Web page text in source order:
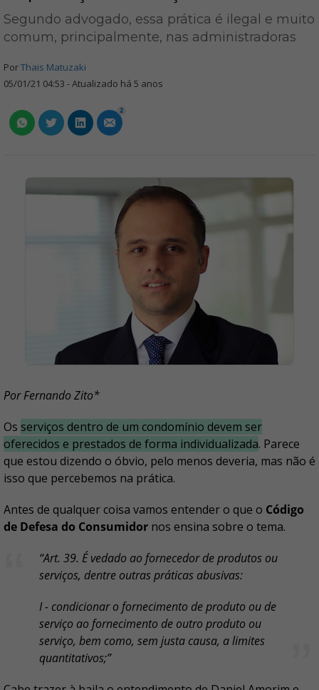
Segundo advogado, essa prática é ilegal e muito
comum, principalmente, nas administradoras
PorThais Matuzaki
05/01/21 04:53 - Atualizado há 5 anos
2
Por Fernando Zito*
Os serviços dentro de um condomínio devem ser
oferecidos e prestados de forma individualizada. Parece
que estou dizendo o óbvio, pelo menos deveria, mas não é
isso que percebemos na prática.
Antes de qualquer coisa vamos entender o que o Código
de Defesa do Consumidor nos ensina sobre o tema.
“Art. 39. É vedado ao fornecedor de produtos ou
serviços, dentre outras práticas abusivas:
I - condicionar o fornecimento de produto ou de
serviço ao fornecimento de outro produto ou
serviço, bem como, sem justa causa, a limites
quantitativos;”